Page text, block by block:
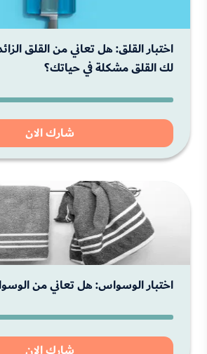
اختبار القلق: هل تعاني من القلق
لك القلق مشكلة في حياتك؟
شارك الان
اختبار الوسواس: هل تعاني من